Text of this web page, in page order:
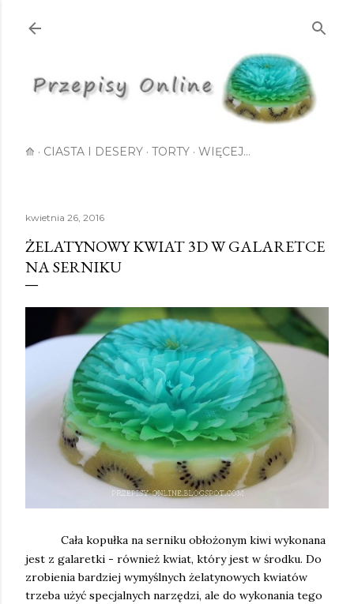
⟰ CIASTA I DESERY TORTY WIĘCEJ…
kwietnia 26, 2016
ŻELATYNOWY KWIAT 3D W GALARETCE
NA SERNIKU
Cała kopułka na serniku obłożonym kiwi wykonana
jest z galaretki - również kwiat, który jest w środku. Do
zrobienia bardziej wymyślnych żelatynowych kwiatów
trzeba użyć specjalnych narzędzi, ale do wykonania tego